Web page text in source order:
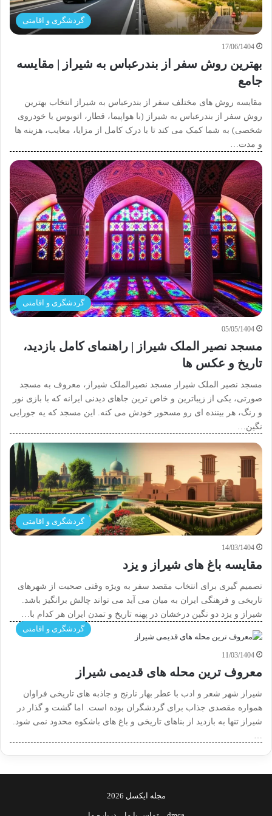
گردشگری و اقامتی
17/06/1404
بهترین روش سفر از بندرعباس به شیراز | مقایسه
جامع
مقایسه روش های مختلف سفر از بندرعباس به شیراز انتخاب بهترین
روش سفر از بندرعباس به شیراز (با هواپیما، قطار، اتوبوس یا خودروی
شخصی) به شما کمک می کند تا با درک کامل از مزایا، معایب، هزینه ها
و مدت…
گردشگری و اقامتی
05/05/1404
مسجد نصیر الملک شیراز | راهنمای کامل بازدید،
تاریخ و عکس ها
مسجد نصیر الملک شیراز مسجد نصیرالملک شیراز، معروف به مسجد
صورتی، یکی از زیباترین و خاص ترین جاهای دیدنی ایرانه که با بازی نور
و رنگ، هر بیننده ای رو مسحور خودش می کنه. این مسجد که یه جورایی
نگین…
گردشگری و اقامتی
14/03/1404
مقایسه باغ های شیراز و یزد
تصمیم گیری برای انتخاب مقصد سفر به ویژه وقتی صحبت از شهرهای
تاریخی و فرهنگی ایران به میان می آید می تواند چالش برانگیز باشد.
شیراز و یزد دو نگین درخشان در پهنه تاریخ و تمدن ایران هر کدام با…
گردشگری و اقامتی
11/03/1404
معروف ترین محله های قدیمی شیراز
شیراز شهر شعر و ادب با عطر بهار نارنج و جاذبه های تاریخی فراوان
همواره مقصدی جذاب برای گردشگران بوده است. اما گشت و گذار در
شیراز تنها به بازدید از بناهای تاریخی و باغ های باشکوه محدود نمی شود.
مجله ایکسل 2026